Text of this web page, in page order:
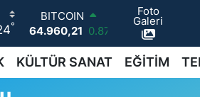
°
BITCOIN
64.960,21 0.87
DOLAR
47,7436 0.18
EURO
Foto
Galeri
KÜLTÜR SANAT EĞİTİM